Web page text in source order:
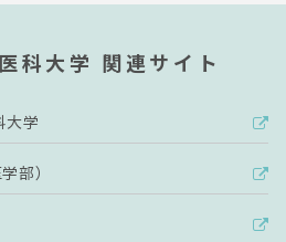
科大学 関連サイト
大学
部）